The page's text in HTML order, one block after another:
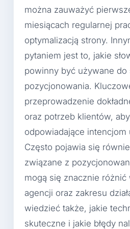
można zauważyć
miesiącach regularnej
optymalizacją strony.
pytaniem jest to, jakie
powinny być używane do
pozycjonowania.
przeprowadzenie
oraz potrzeb klientów,
odpowiadające intencjom
Często pojawia się
związane z
mogą się znacznie różnić
agencji oraz zakresu
wiedzieć także, jakie
skuteczne i jakie błędy